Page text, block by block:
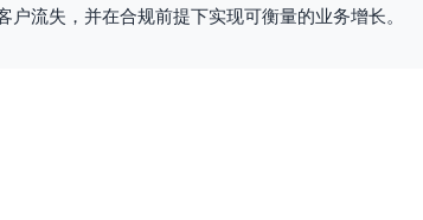
里程碑达成率、兑换率与成本占比。
礼遇成本、系统费用与人力增量，目标≥正向且稳定
流失，并在合规前提下实现可衡量的业务增长。